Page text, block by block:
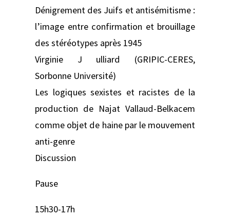
Dénigrement des Juifs et antisémitisme :
l’image entre confirmation et brouillage
des stéréotypes après 1945
Virginie J ulliard (GRIPIC-CERES,
Sorbonne Université)
Les logiques sexistes et racistes de la
production de Najat Vallaud-Belkacem
comme objet de haine par le mouvement
anti-genre
Discussion
Pause
15h30-17h